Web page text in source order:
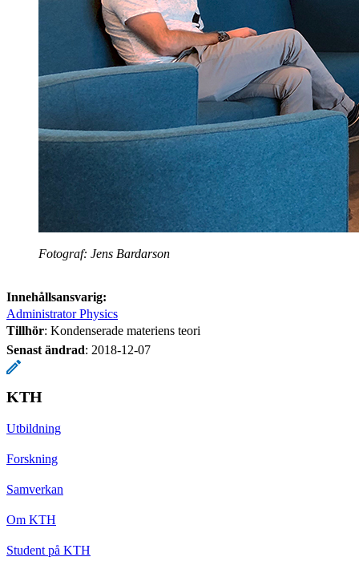
Fotograf: Jens Bardarson
Innehållsansvarig:
Administrator Physics
Tillhör: Kondenserade materiens teori
Senast ändrad: 2018-12-07
KTH
Utbildning
Forskning
Samverkan
Om KTH
Student på KTH